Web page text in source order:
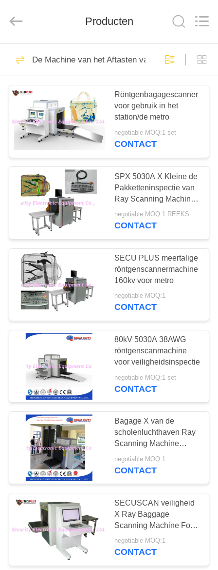
HUIS
PRODUCTEN
ONGEVEER
ONS
FABRIEKSREIS
KWALITEITSCONTROLE
CONTACTEER
ONS
NIEUWS
VERZOEK
OM EEN
CITAAT
SITEMAP
PRIVACY
POLICY
EQUIPMENT
CO.,
X Ray Bagage
Scanner
396
Bagage en perceel
inspectie
260
Maak een
wandeling door
metaal Detector
159
Onder voertuig
surveillancesysteem
177
Explosievendetector
Producten
De Machine van het Aftasten van de röntgenstraal
Röntgenbagagescanner
voor gebruik in het
station/de metro
negotiable MOQ:1 set
CONTACT
SPX 5030A X Kleine de
Pakketteninspectie van
Ray Scanning Machine
For School
negotiable MOQ:1 REEKS
CONTACT
SECU PLUS meertalige
röntgenscannermachine
160kv voor metro
negotiable MOQ:1
CONTACT
80kV 5030A 38AWG
röntgenscanmachine
voor veiligheidsinspectie
negotiable MOQ:1 set
CONTACT
Bagage X van de
scholenluchthaven Ray
Scanning Machine
Easy-installatie
negotiable MOQ:1
CONTACT
SECUSCAN veiligheid
X Ray Baggage
Scanning Machine For-
Metro Post
negotiable MOQ:1
CONTACT